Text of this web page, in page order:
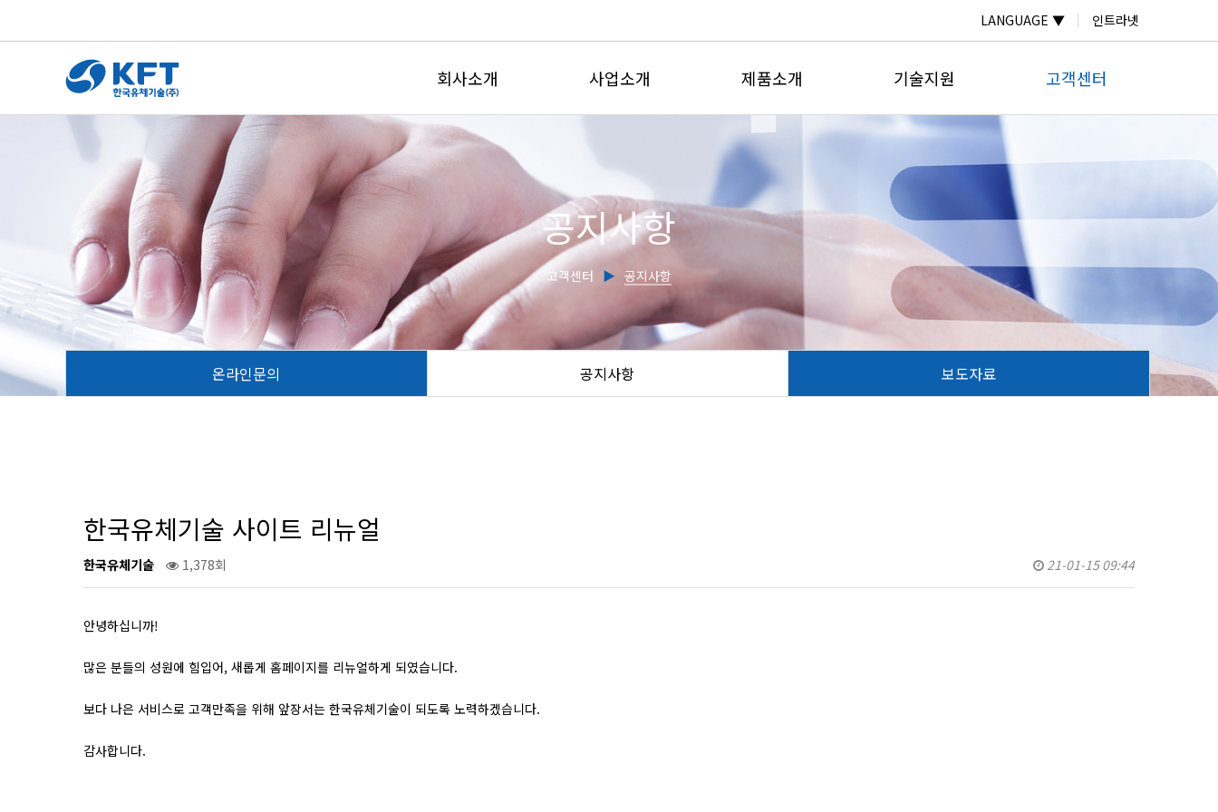
LANGUAGE ▼ 인트라넷
회사소개
인사말
인증현황
주요실적
찾아오시는길
사업소개
계측제어사업부
유량교정센터
제품소개
전자유량계
삽입형유량계
초음파유량계
초음파수위계
유량감시판넬
기술지원
자료실
자주하는질문
납품실적
고객센터
보도자료
공지사항
고객센터 ▶ 공지사항
온라인문의 공지사항 보도자료
한국유체기술 사이트 리뉴얼
한국유체기술 1,378회 21-01-15 09:44
안녕하십니까!
많은 분들의 성원에 힘입어, 새롭게 홈페이지를 리뉴얼하게 되였습니다.
보다 나은 서비스로 고객만족을 위해 앞장서는 한국유체기술이 되도록 노력하겠습니다.
감사합니다.